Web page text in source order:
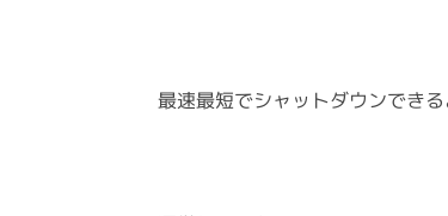
最速最短でシャットダウンできる